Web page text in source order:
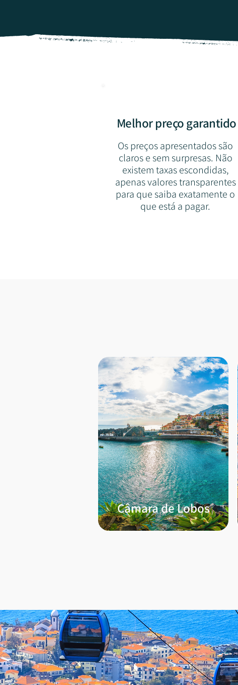
Melhor preço garantido
Os preços apresentados são
claros e sem surpresas. Não
existem taxas escondidas,
apenas valores transparentes
para que saiba exatamente o
que está a pagar.
Câmara de Lobos